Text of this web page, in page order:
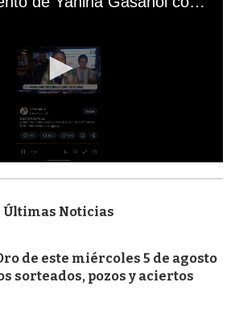
Últimas Noticias
de este miércoles 5 de agosto
sorteados, pozos y aciertos